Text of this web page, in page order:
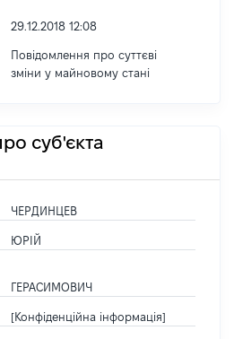
29.12.2018 12:08
Повідомлення про суттєві
зміни y майновому стані
суб'єкта
ЧЕРДИНЦЕВ
ЮРІЙ
ГЕРАСИМОВИЧ
[Конфіденційна інформація]